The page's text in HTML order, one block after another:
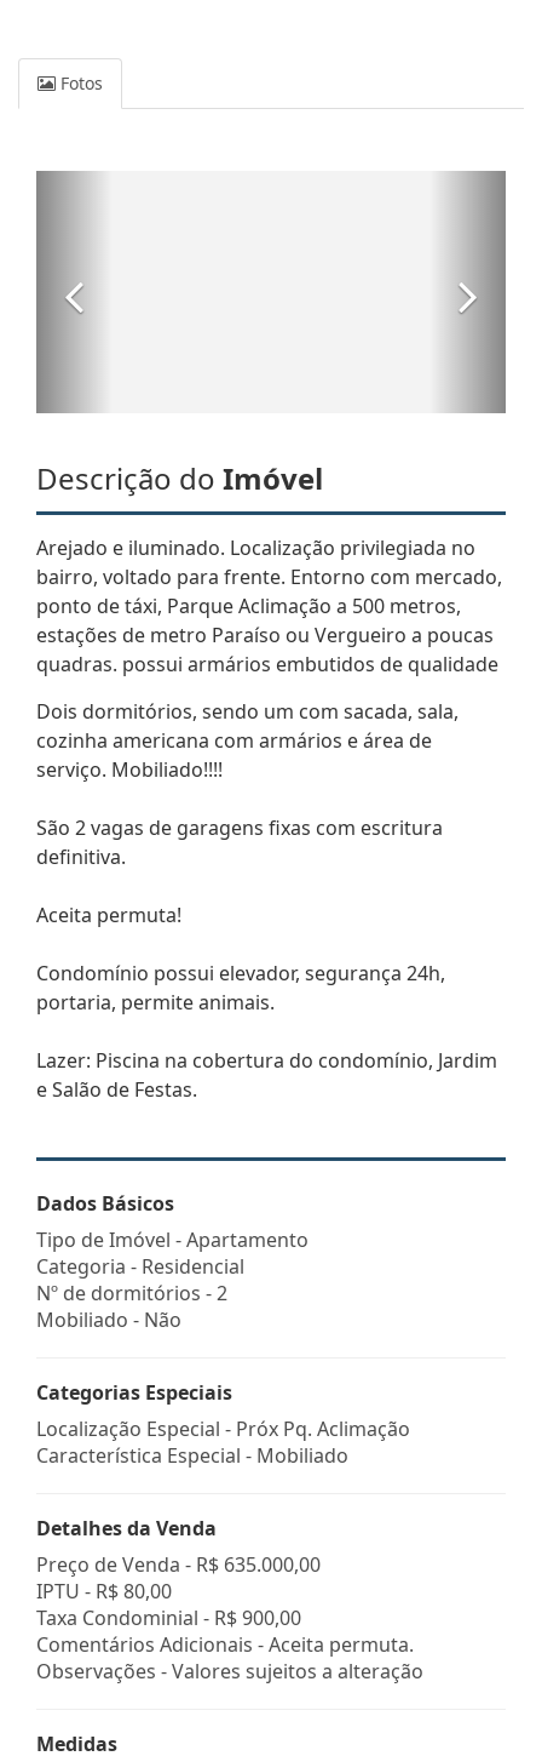
Fotos
Descrição do Imóvel
Arejado e iluminado. Localização privilegiada no
bairro, voltado para frente. Entorno com mercado,
ponto de táxi, Parque Aclimação a 500 metros,
estações de metro Paraíso ou Vergueiro a poucas
quadras. possui armários embutidos de qualidade
Dois dormitórios, sendo um com sacada, sala,
cozinha americana com armários e área de
serviço. Mobiliado!!!!
São 2 vagas de garagens fixas com escritura
definitiva.
Aceita permuta!
Condomínio possui elevador, segurança 24h,
portaria, permite animais.
Lazer: Piscina na cobertura do condomínio, Jardim
e Salão de Festas.
Dados Básicos
Tipo de Imóvel - Apartamento
Categoria - Residencial
Nº de dormitórios - 2
Mobiliado - Não
Categorias Especiais
Localização Especial - Próx Pq. Aclimação
Característica Especial - Mobiliado
Detalhes da Venda
Preço de Venda - R$ 635.000,00
IPTU - R$ 80,00
Taxa Condominial - R$ 900,00
Comentários Adicionais - Aceita permuta.
Observações - Valores sujeitos a alteração
Medidas